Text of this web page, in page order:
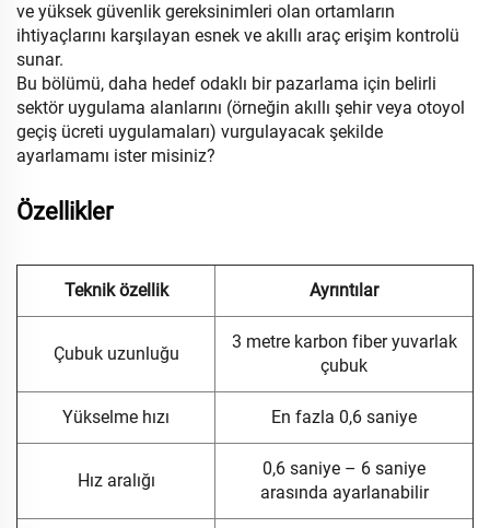
ve yüksek güvenlik gereksinimleri olan ortamların
ihtiyaçlarını karşılayan esnek ve akıllı araç erişim kontrolü
sunar.
Bu bölümü, daha hedef odaklı bir pazarlama için belirli
sektör uygulama alanlarını (örneğin akıllı şehir veya otoyol
geçiş ücreti uygulamaları) vurgulayacak şekilde
ayarlamamı ister misiniz?
Özellikler
Teknik özellik Ayrıntılar
Çubuk uzunluğu
3 metre karbon fiber yuvarlak
çubuk
Yükselme hızı En fazla 0,6 saniye
Hız aralığı
0,6 saniye – 6 saniye
arasında ayarlanabilir